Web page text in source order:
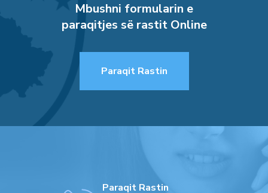
Mbushni formularin e
paraqitjes së rastit Online
Paraqit Rastin
Paraqit Rastin